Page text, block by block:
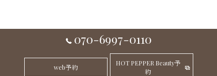
070-6997-0110
web予約
HOT PEPPER Beauty予
約